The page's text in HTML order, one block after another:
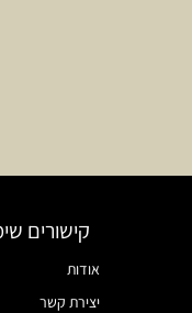
קישורים
אודות
יצירת קשר